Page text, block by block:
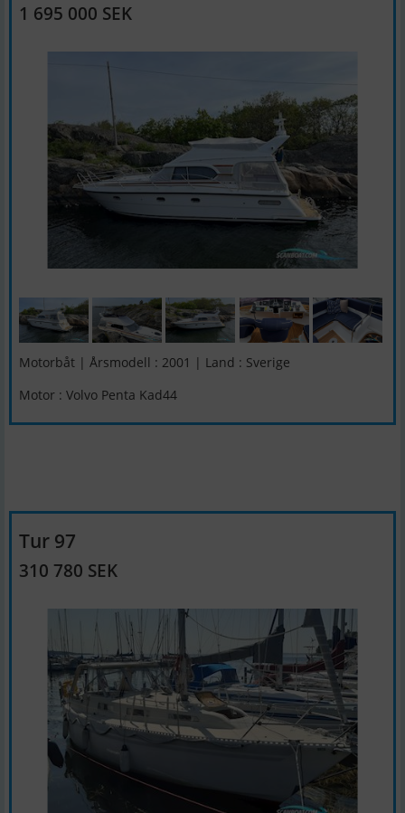
1 695 000 SEK
Motorbåt | Årsmodell : 2001 | Land : Sverige
Motor : Volvo Penta Kad44
Tur 97
310 780 SEK